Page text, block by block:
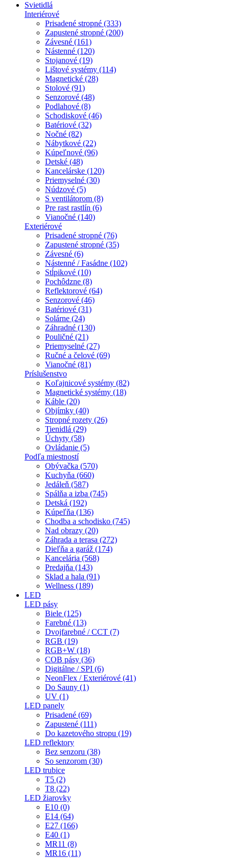
Svietidlá
Interiérové
Prisadené stropné (333)
Zapustené stropné (200)
Závesné (161)
Nástenné (120)
Stojanové (19)
Lištové systémy (114)
Magnetické (28)
Stolové (91)
Senzorové (48)
Podlahové (8)
Schodiskové (46)
Batériové (32)
Nočné (82)
Nábytkové (22)
Kúpeľnové (96)
Detské (48)
Kancelárske (120)
Priemyselné (30)
Núdzové (5)
S ventilátorom (8)
Pre rast rastlín (6)
Vianočné (140)
Exteriérové
Prisadené stropné (76)
Zapustené stropné (35)
Závesné (6)
Nástenné / Fasádne (102)
Stĺpikové (10)
Pochôdzne (8)
Reflektorové (64)
Senzorové (46)
Batériové (31)
Solárne (24)
Záhradné (130)
Pouličné (21)
Priemyselné (27)
Ručné a čelové (69)
Vianočné (81)
Príslušenstvo
Koľajnicové systémy (82)
Magnetické systémy (18)
Káble (20)
Objímky (40)
Stropné rozety (26)
Tienidlá (29)
Úchyty (58)
Ovládanie (5)
Podľa miestností
Obývačka (570)
Kuchyňa (660)
Jedáleň (587)
Spálňa a izba (745)
Detská (192)
Kúpeľňa (136)
Chodba a schodisko (745)
Nad obrazy (20)
Záhrada a terasa (272)
Dieľňa a garáž (174)
Kancelária (568)
Predajňa (143)
Sklad a hala (91)
Wellness (189)
LED
LED pásy
Biele (125)
Farebné (13)
Dvojfarebné / CCT (7)
RGB (19)
RGB+W (18)
COB pásy (36)
Digitálne / SPI (6)
NeonFlex / Exteriérové (41)
Do Sauny (1)
UV (1)
LED panely
Prisadené (69)
Zapustené (111)
Do kazetového stropu (19)
LED reflektory
Bez senzoru (38)
So senzorom (30)
LED trubice
T5 (2)
T8 (22)
LED žiarovky
E10 (0)
E14 (64)
E27 (166)
E40 (1)
MR11 (8)
MR16 (11)